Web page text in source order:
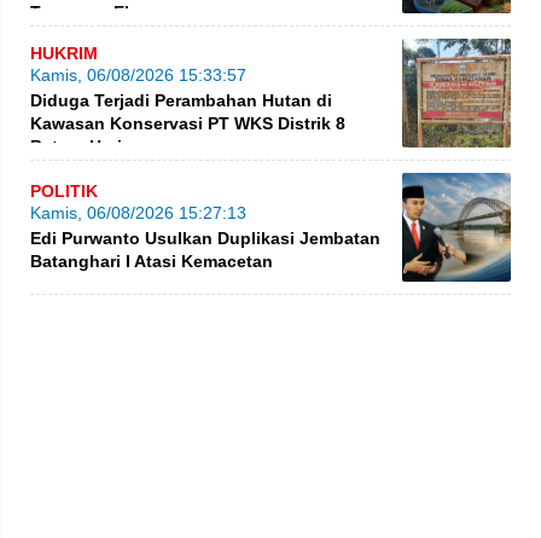
Turunnya Ekspor
HUKRIM
Kamis, 06/08/2026 15:33:57
Diduga Terjadi Perambahan Hutan di
Kawasan Konservasi PT WKS Distrik 8
BatangHari
POLITIK
Kamis, 06/08/2026 15:27:13
Edi Purwanto Usulkan Duplikasi Jembatan
Batanghari I Atasi Kemacetan